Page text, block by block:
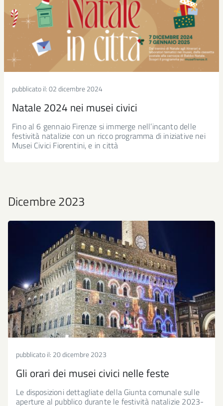
pubblicato il:02 dicembre 2024
Natale 2024 nei musei civici
Fino al 6 gennaio Firenze si immerge nell’incanto delle
festività natalizie con un ricco programma di iniziative nei
Musei Civici Fiorentini, e in città
Dicembre 2023
pubblicato il: 20 dicembre 2023
Gli orari dei musei civici nelle feste
Le disposizioni dettagliate della Giunta comunale sulle
aperture al pubblico durante le festività natalizie 2023-